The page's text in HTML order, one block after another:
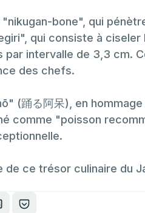
bone", qui
qui consiste à ciseler
par intervalle de 3,3 cm.
des chefs.
(踊る阿呆), en
comme "poisson
ce trésor culinaire du